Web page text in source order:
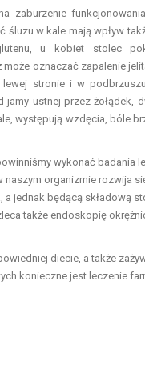
zaburzenie
w kale mają wpływ
u kobiet stolec
oznaczać zapalenie
stronie i w
ustnej przez żołądek,
występują wzdęcia, bóle
wykonać badania
organizmie rozwija
jednak będącą składową
także endoskopię
diecie, a także
konieczne jest leczenie